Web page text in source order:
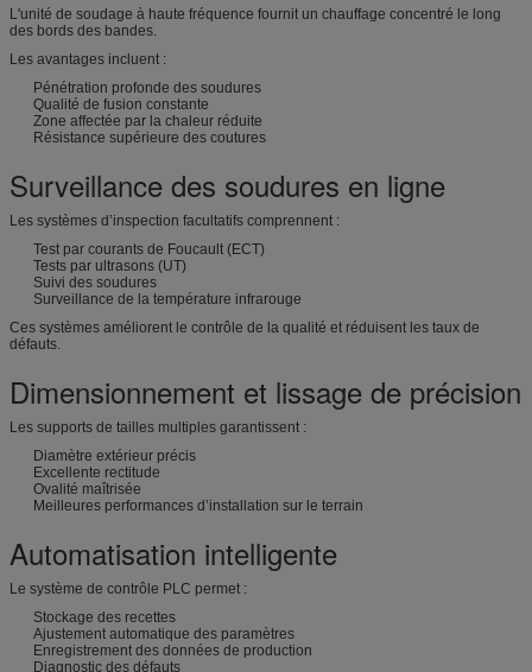
L'unité de soudage à haute fréquence fournit un chauffage concentré le long
des bords des bandes.
Les avantages incluent :
Pénétration profonde des soudures
Qualité de fusion constante
Zone affectée par la chaleur réduite
Résistance supérieure des coutures
Surveillance des soudures en ligne
Les systèmes d’inspection facultatifs comprennent :
Test par courants de Foucault (ECT)
Tests par ultrasons (UT)
Suivi des soudures
Surveillance de la température infrarouge
Ces systèmes améliorent le contrôle de la qualité et réduisent les taux de
défauts.
Dimensionnement et lissage de précision
Les supports de tailles multiples garantissent :
Diamètre extérieur précis
Excellente rectitude
Ovalité maîtrisée
Meilleures performances d’installation sur le terrain
Automatisation intelligente
Le système de contrôle PLC permet :
Stockage des recettes
Ajustement automatique des paramètres
Enregistrement des données de production
Diagnostic des défauts